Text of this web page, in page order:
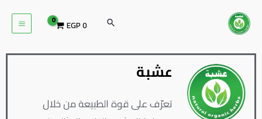
المحتوى
البحث EGP0
عشبة
تعرّف على قوة الطبيعة من خلال